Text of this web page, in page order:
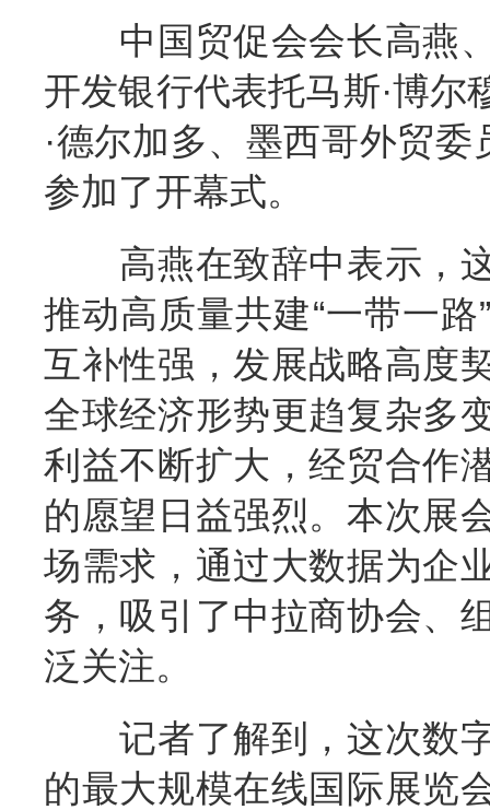
中国贸促会会长高燕、
开发银行代表托马斯·博
·德尔加多、墨西哥外贸
参加了开幕式。
高燕在致辞中表示，这
推动高质量共建“一带一
互补性强，发展战略高度
全球经济形势更趋复杂多
利益不断扩大，经贸合作
的愿望日益强烈。本次展
场需求，通过大数据为企
务，吸引了中拉商协会、
泛关注。
记者了解到，这次数字
的最大规模在线国际展览